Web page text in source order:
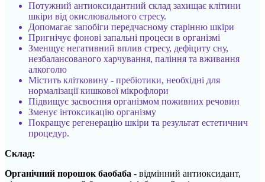
Потужний антиоксидантний склад захищає клітини
шкіри від окислювального стресу.
Допомагає запобіги передчасному старінню шкіри
Пригнічує фонові запальні процеси в організмі
Зменщує негативний вплив стресу, дефіциту сну,
незбалансованого харчування, паління та вживання
алкоголю
Містить клітковину - пребіотики, необхідні для
нормалізації кишкової мікрофлори
Підвищує засвоєння організмом поживних речовин
Зменує інтоксикацію організму
Покращує регенерацію шкіри та результат естетичнич
процедур.
Склад:
Органічний порошок баобаба - відмінний антиоксидант,